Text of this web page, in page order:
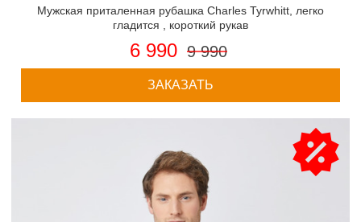
Мужская приталенная рубашка Charles Tyrwhitt, легко
гладится , короткий рукав
6 990 9 990
ЗАКАЗАТЬ